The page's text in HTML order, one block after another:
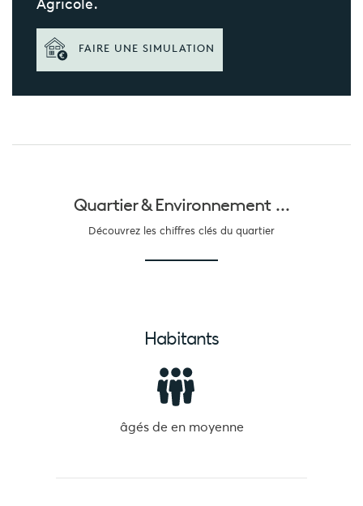
Agricole.
FAIRE UNE SIMULATION
Quartier &Environnement ...
Découvrez les chiffres clés du quartier
Habitants
âgés de en moyenne